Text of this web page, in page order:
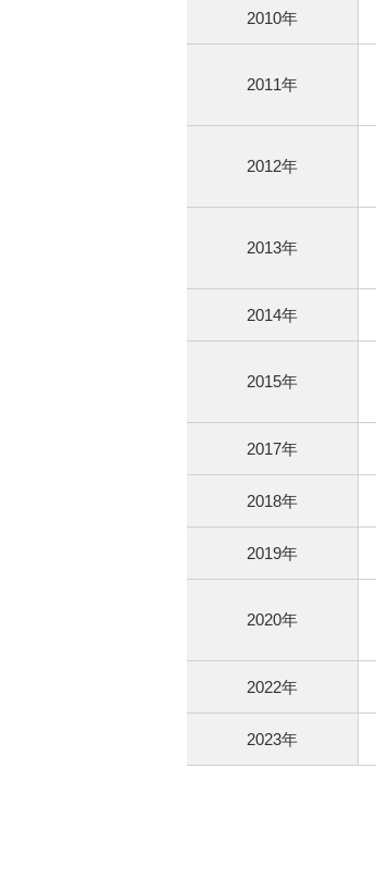
2010年
2011年
2012年
2013年
2014年
2015年
2017年
2018年
2019年
2020年
2022年
2023年